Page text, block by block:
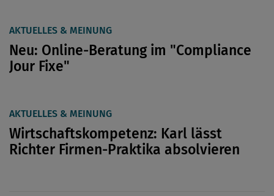
AKTUELLES & MEINUNG
Neu: Online-Beratung im "Compliance
Jour Fixe"
AKTUELLES & MEINUNG
Wirtschaftskompetenz: Karl lässt
Richter Firmen-Praktika absolvieren